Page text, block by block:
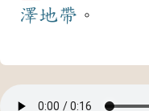
澤地帶 。